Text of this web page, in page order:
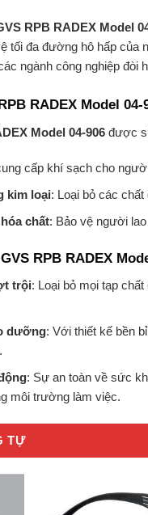
RPB RADEX Model
tối đa đường hô hấp của
ngành công nghiệp đòi
RADEX Model 04-
Model 04-906 được
cấp khí sạch cho
kim loại: Loại bỏ các
chất: Bảo vệ người
RPB RADEX
trội: Loại bỏ mọi tạp
dưỡng: Với thiết kế bền
: Sự an toàn về sức
môi trường làm việc.
TỰ